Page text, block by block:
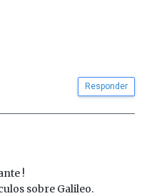
Responder
!
sobre Galileo.